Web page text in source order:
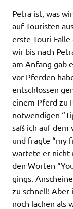
Petra ist, was
auf Touristen
erste Touri-
wir bis nach
am Anfang gab
vor Pferden
entschlossen
einem Pferd zu
notwendigen
saß ich auf dem
und fragte “my
wartete er nicht
den Worten
gings.
zu schnell!
noch lachen als